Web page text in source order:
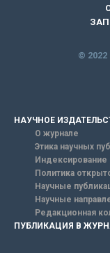
©
НАУЧНОЕ
О журнале
Этика научных
Индексирование
Политика
Научные
Научные
Редакционная
ПУБЛИКАЦИЯ В